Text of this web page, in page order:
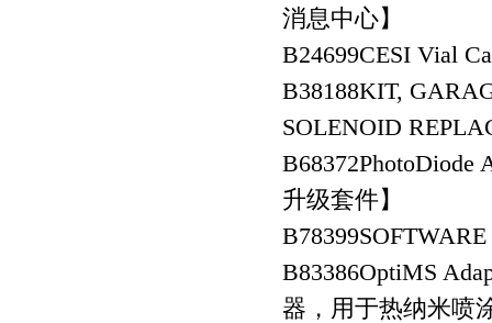
消息中心】
B24699CESI Vial
B38188KIT,
SOLENOID
B68372PhotoDiode
升级套件】
B78399
B83386OptiMS
器，用于热纳米喷